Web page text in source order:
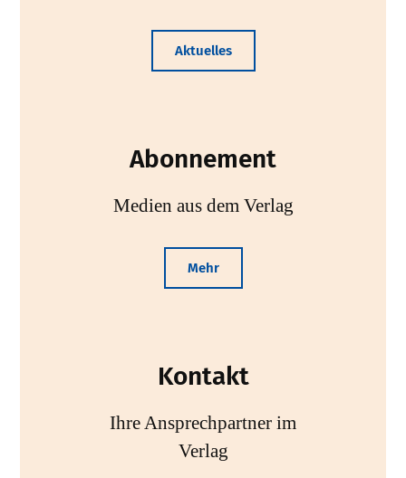
Aktuelles
Abonnement
Medien aus dem Verlag
Mehr
Kontakt
Ihre Ansprechpartner im
Verlag